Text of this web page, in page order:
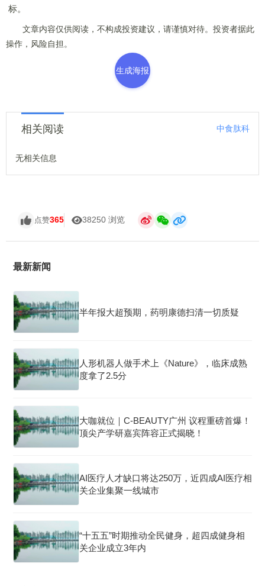
标。
文章内容仅供阅读，不构成投资建议，请谨慎对待。投资者据此
操作，风险自担。
生成海报
相关阅读 中食肽科
无相关信息
点赞365 38250 浏览
最新新闻
半年报大超预期，药明康德扫清一切质疑
人形机器人做手术上《Nature》，临床成熟
度拿了2.5分
大咖就位｜C-BEAUTY广州 议程重磅首爆！
顶尖产学研嘉宾阵容正式揭晓！
AI医疗人才缺口将达250万，近四成AI医疗相
关企业集聚一线城市
“十五五”时期推动全民健身，超四成健身相
关企业成立3年内